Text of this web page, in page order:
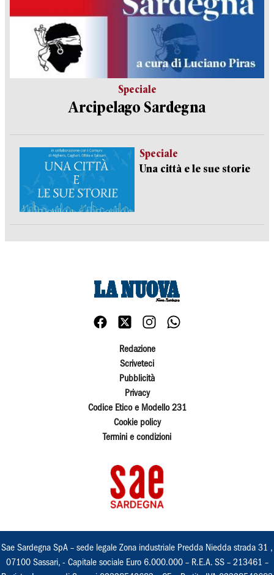
Speciale
Arcipelago Sardegna
Speciale
Una città e le sue storie
Redazione
Scriveteci
Pubblicità
Privacy
Codice Etico e Modello 231
Cookie policy
Termini e condizioni
Sae Sardegna SpA – sede legale Zona industriale Predda Niedda strada 31 ,
07100 Sassari, - Capitale sociale Euro 6.000.000 – R.E.A. SS – 213461 –